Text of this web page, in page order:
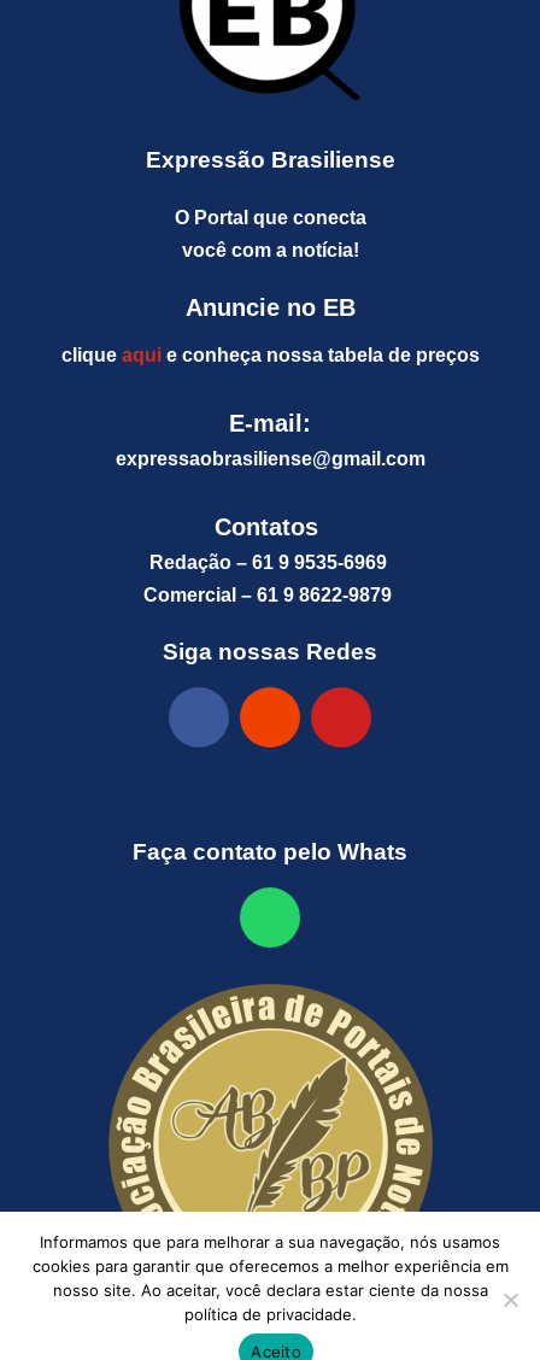
Expressão Brasiliense
O Portal que conecta
você com a notícia!
Anuncie no EB
clique aquie conheça nossa tabela de preços
E-mail:
expressaobrasiliense@gmail.com
Contatos
Redação – 61 9 9535-6969
Comercial – 61 9 8622-9879
Siga nossas Redes
Faça contato pelo Whats
Informamos que para melhorar a sua navegação, nós usamos
cookies para garantir que oferecemos a melhor experiência em
nosso site. Ao aceitar, você declara estar ciente da nossa
política de privacidade.
Aceito